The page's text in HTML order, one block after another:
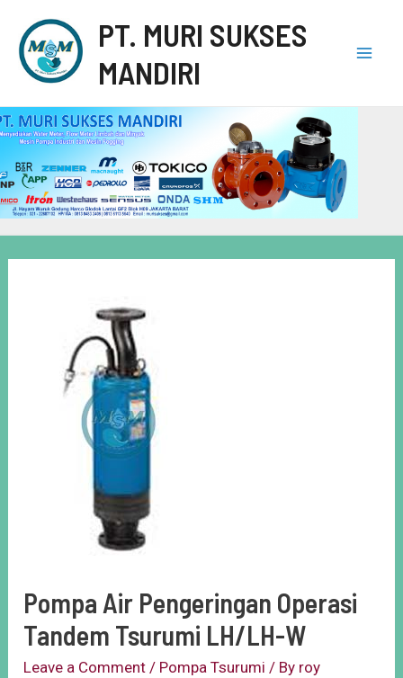
PT. MURI SUKSES
MANDIRI
Pompa Air Pengeringan Operasi
Tandem Tsurumi LH/LH-W
Leave a Comment / Pompa Tsurumi / By roy